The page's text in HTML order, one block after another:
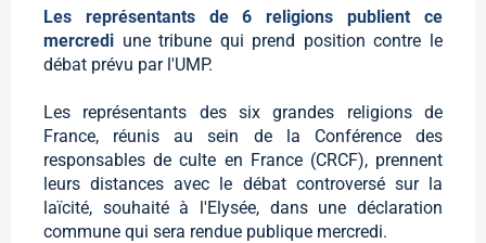
Les représentants de 6 religions publient ce
mercredi une tribune qui prend position contre le
débat prévu par l'UMP.
Les représentants des six grandes religions de
France, réunis au sein de la Conférence des
responsables de culte en France (CRCF), prennent
leurs distances avec le débat controversé sur la
laïcité, souhaité à l'Elysée, dans une déclaration
commune qui sera rendue publique mercredi.